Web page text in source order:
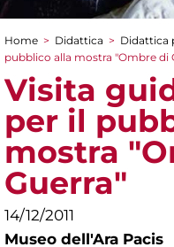
Tu sei qui
Home > Didattica > Didattica
pubblico alla mostra "Ombre di
Visita
per il
mostra
Guerra"
14/12/2011
Museo dell'Ara Pacis